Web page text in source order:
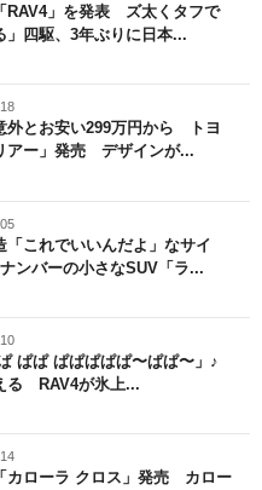
RAV4」を発表 ズ太くタフで
」四駆、3年ぶりに日本...
とお安い299万円から トヨ
アー」発売 デザインが...
「これでいいんだよ」なサイ
ンバーの小さなSUV「ラ...
ぱぱ ぱぱぱぱぱ〜ぱぱ〜」♪
る RAV4が氷上...
カローラ クロス」発売 カロー